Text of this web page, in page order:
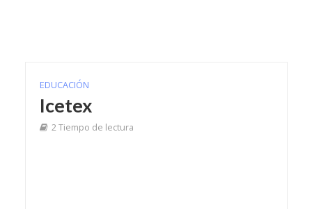
EDUCACIÓN
Icetex
2 Tiempo de lectura